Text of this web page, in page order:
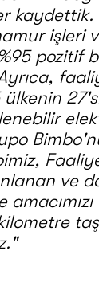
kaydettik.
işleri
pozitif
ve